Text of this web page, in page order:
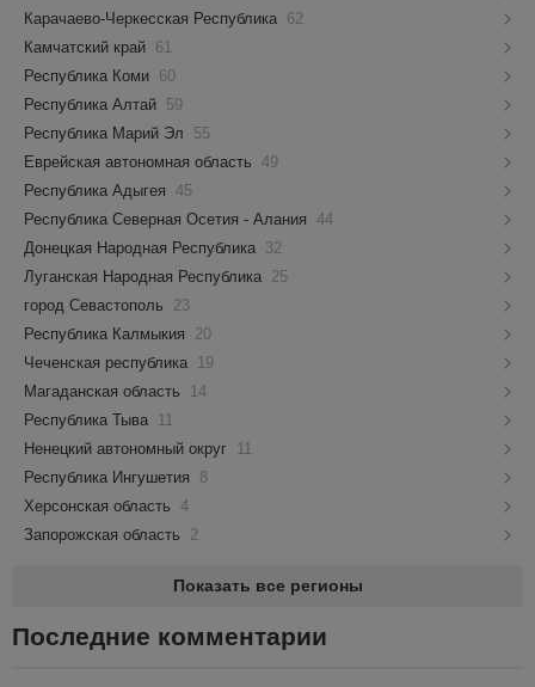
Карачаево-Черкесская Республика 62
Камчатский край 61
Республика Коми 60
Республика Алтай 59
Республика Марий Эл
55
Еврейская автономная область 49
Республика Адыгея 45
Республика Северная Осетия - Алания 44
Донецкая Народная Республика 32
Луганская Народная Республика 25
город Севастополь
23
Республика Калмыкия
20
Чеченская республика
19
Магаданская область
14
Республика Тыва
11
Ненецкий автономный округ
11
Республика Ингушетия
8
Херсонская область 4
Запорожская область
2
Показать все регионы
Последние комментарии